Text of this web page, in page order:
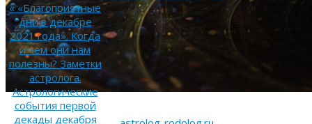
««Благоприятные
дни в декабре
2021 года». Когда
и чем они нам
полезны? Заметки
астролога.
Астрологические
события первой
декады декабря